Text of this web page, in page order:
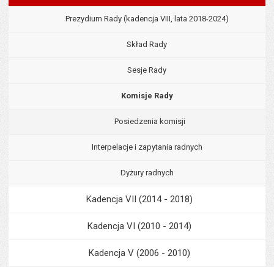
Prezydium Rady (kadencja VIII, lata 2018-2024)
Skład Rady
Sesje Rady
Komisje Rady
Posiedzenia komisji
Interpelacje i zapytania radnych
Dyżury radnych
Kadencja VII (2014 - 2018)
Kadencja VI (2010 - 2014)
Kadencja V (2006 - 2010)